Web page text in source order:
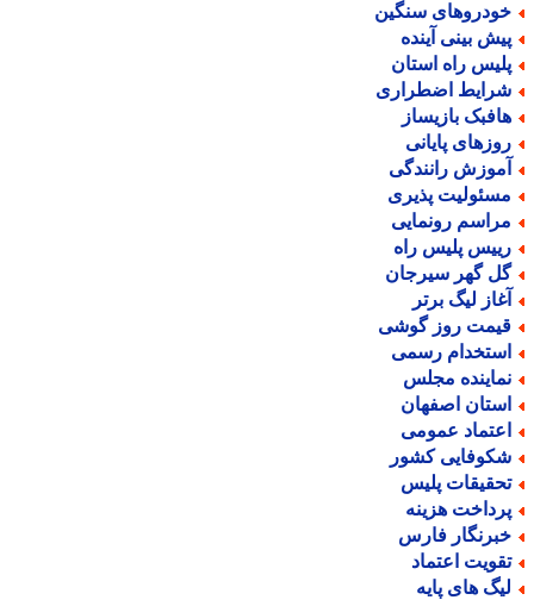
سنگین
بینی آینده
راه استان
اضطراری
بازیساز
پایانی
رانندگی
پذیری
رونمایی
پلیس راه
گهر سیرجان
لیگ برتر
روز گوشی
رسمی
مجلس
اصفهان
عمومی
کشور
پلیس
هزینه
فارس
اعتماد
های پایه